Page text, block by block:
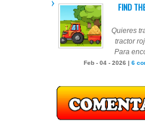
FIND
Quieres
tractor
Para
Feb - 04 - 2026 | 6